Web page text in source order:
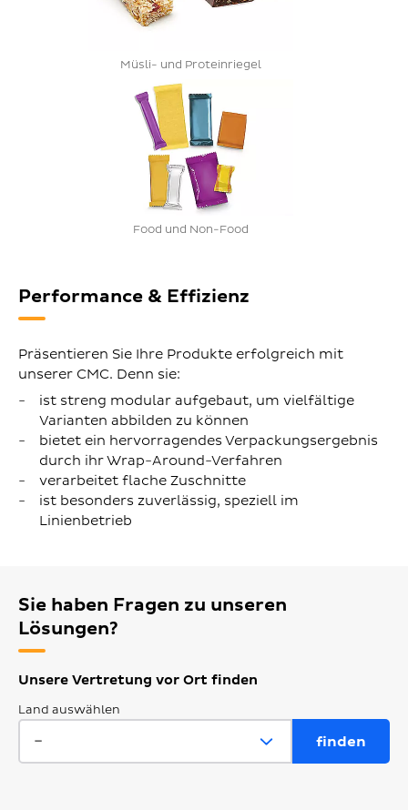
Müsli- und Proteinriegel
Food und Non-Food
Performance & Effizienz
Präsentieren Sie Ihre Produkte erfolgreich mit
unserer CMC. Denn sie:
ist streng modular aufgebaut, um vielfältige
Varianten abbilden zu können
bietet ein hervorragendes Verpackungsergebnis
durch ihr Wrap-Around-Verfahren
verarbeitet flache Zuschnitte
ist besonders zuverlässig, speziell im
Linienbetrieb
Sie haben Fragen zu unseren
Lösungen?
Unsere Vertretung vor Ort finden
Land auswählen